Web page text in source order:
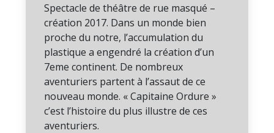
Spectacle de théâtre de rue masqué –
création 2017. Dans un monde bien
proche du notre, l’accumulation du
plastique a engendré la création d’un
7eme continent. De nombreux
aventuriers partent à l’assaut de ce
nouveau monde. « Capitaine Ordure »
c’est l’histoire du plus illustre de ces
aventuriers.